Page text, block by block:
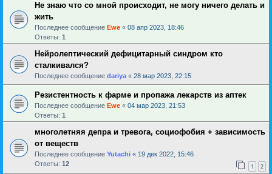
Не знаю что со мной происходит, не могу ничего делать и
жить
Последнее сообщение Ewe « 08 апр 2023, 18:46
Ответы: 1
Нейролептический дефицитарный синдром кто
сталкивался?
Последнее сообщение dariya « 28 мар 2023, 22:15
Резистентность к фарме и пропажа лекарств из аптек
Последнее сообщение Ewe « 04 мар 2023, 21:53
Ответы: 1
многолетняя депра и тревога, социофобия + зависимость
от веществ
Последнее сообщение Yutachi « 19 дек 2022, 15:46
Ответы: 12 1 2